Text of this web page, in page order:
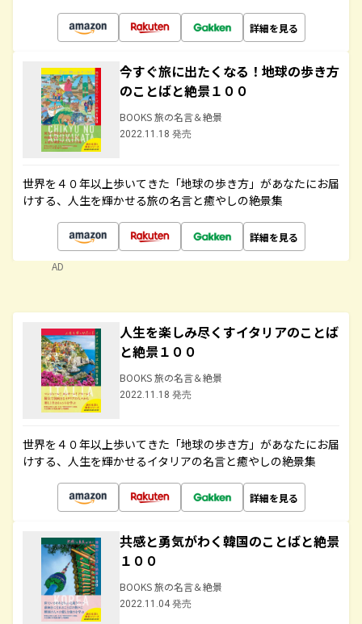
詳細を見る
今すぐ旅に出たくなる！地球の歩き方
のことばと絶景１００
BOOKS 旅の名言＆絶景
2022.11.18 発売
世界を４０年以上歩いてきた「地球の歩き方」があなたにお届
けする、人生を輝かせる旅の名言と癒やしの絶景集
詳細を見る
AD
人生を楽しみ尽くすイタリアのことば
と絶景１００
BOOKS 旅の名言＆絶景
2022.11.18 発売
世界を４０年以上歩いてきた「地球の歩き方」があなたにお届
けする、人生を輝かせるイタリアの名言と癒やしの絶景集
詳細を見る
共感と勇気がわく韓国のことばと絶景
１００
BOOKS 旅の名言＆絶景
2022.11.04 発売